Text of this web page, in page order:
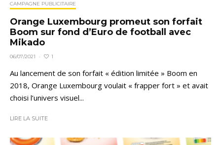
CAMPAGNE PUBLICITAIRE
Orange Luxembourg promeut son forfait
Boom sur fond d’Euro de football avec
Mikado
06/07/2021 · 1
Au lancement de son forfait « édition limitée » Boom en
2018, Orange Luxembourg voulait « frapper fort » et avait
choisi l’univers visuel...
LIRE LA SUITE